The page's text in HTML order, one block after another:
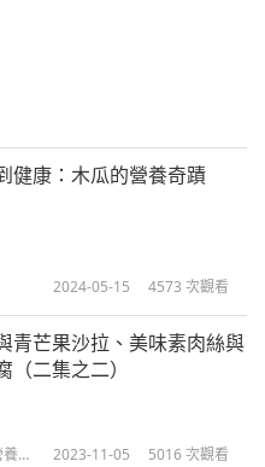
健康：木瓜的營養奇蹟
2024-05-15 4573 次觀看
青芒果沙拉、美味素肉絲與
（二集之二）
的
2023-11-05 5016次觀看